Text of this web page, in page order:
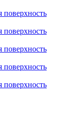
поверхность
поверхность
поверхность
поверхность
поверхность